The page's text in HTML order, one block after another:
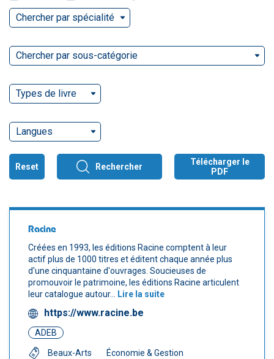
Chercher par spécialité
Chercher par sous-catégorie
Types de livre
Langues
Reset Rechercher
Télécharger le
PDF
Racine
Créées en 1993, les éditions Racine comptent à leur
actif plus de 1000 titres et éditent chaque année plus
d'une cinquantaine d'ouvrages. Soucieuses de
promouvoir le patrimoine, les éditions Racine articulent
leur catalogue autour...
Lire la suite
https://www.racine.be
ADEB
Beaux-Arts
Économie & Gestion